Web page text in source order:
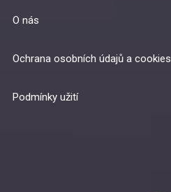
O nás
Ochrana osobních údajů a cookies
Podmínky užití